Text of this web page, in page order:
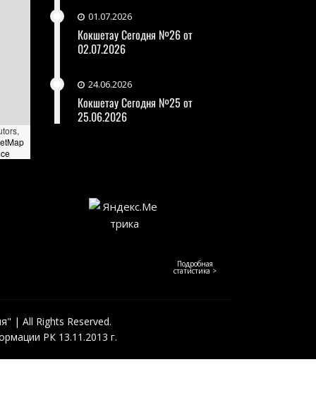
01.07.2026
Кокшетау Сегодня №26 от
02.07.2026
24.06.2026
Кокшетау Сегодня №25 от
25.06.2026
Подробная
статистика >
| All Rights Reserved.
РК 13.11.2013 г.